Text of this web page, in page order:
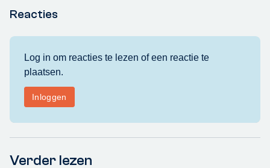
Reacties
Verder lezen